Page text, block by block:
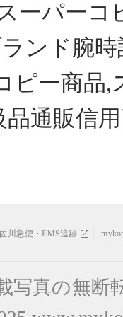
ーパー
ンド腕
ピー商品
通販信
川急便・EMS追跡
写真の無断